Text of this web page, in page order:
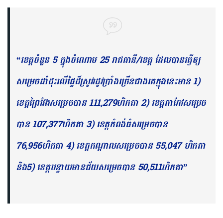
“ខេត្តចំនួន 5 ក្នុងចំណោម 25 រាជធានី/ខេត្ត ដែលបានធ្វើឲ្យ
សម្រេចដាំដុះលើផ្ទៃដីស្រូវរដូវប្រាំងច្រើនជាងគេក្នុងនេះមាន 1)
ខេត្តព្រៃវែងសម្រេចបាន 111,279ហិកតា 2) ខេត្តតាកែវសម្រេច
បាន 107,377ហិកតា 3) ខេត្តកំពង់ធំសម្រេចបាន
76,956ហិកតា 4) ខេត្តកណ្តាលសម្រេចបាន 55,047 ហិកតា
និង5) ខេត្តបន្ទាយមានជ័យសម្រេចបាន 50,511ហិកតា”